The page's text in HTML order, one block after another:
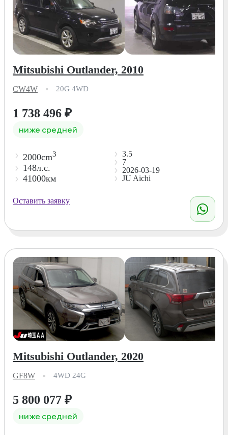
Mitsubishi Outlander, 2010
CW4W 20G 4WD
1 738 496 ₽
ниже средней
2000cm3
148л.с.
41000км
3.5
7
2026-03-19
JU Aichi
Оставить заявку
Mitsubishi Outlander, 2020
GF8W 4WD 24G
5 800 077 ₽
ниже средней